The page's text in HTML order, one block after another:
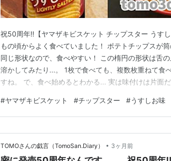
祝50周年‼【ヤマザキビスケット チップスター うす
もの頃からよく食べていました！ ポテトチップスが筒
同じ形状なので、食べやすい！ この楕円の形状は舌
溶かしてみたり...。 1枚で食べても、複数枚重ねて食
すね。 で、食べ始めるとわかる... 実は味付けは片面
違いを重ねて一緒に食べたり…。 なんとも言えない、
テトチップス！ その名も「…
#ヤマザキビスケット #チップスター #うすしお味
TOMOさんの戯言（TomoSan.Diary） • 3ヶ月前